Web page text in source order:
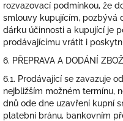
rozvazovací podmínkou, že
smlouvy kupujícím, pozbývá
dárku účinnosti a kupující je
prodávajícímu vrátit i
6. PŘEPRAVA A DODÁNÍ ZBOŽÍ
6.1. Prodávající se zavazuje
nejbližším možném termínu,
dnů ode dne uzavření kupní
platební bránu, bankovním